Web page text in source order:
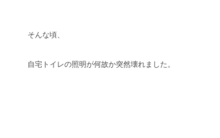
そんな頃、
自宅トイレの照明が何故か突然壊れました。